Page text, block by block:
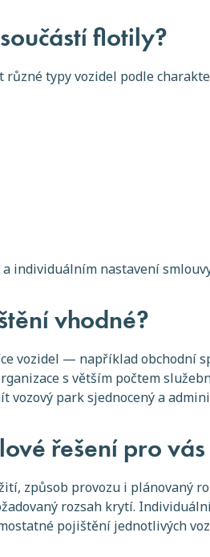
flotily?
typy vozidel podle
individuálním nastavení
vhodné?
vozidel — například obchodní
s větším počtem
vozový park sjednocený a
řešení pro
způsob provozu i plánovaný
rozsah krytí.
pojištění jednotlivých